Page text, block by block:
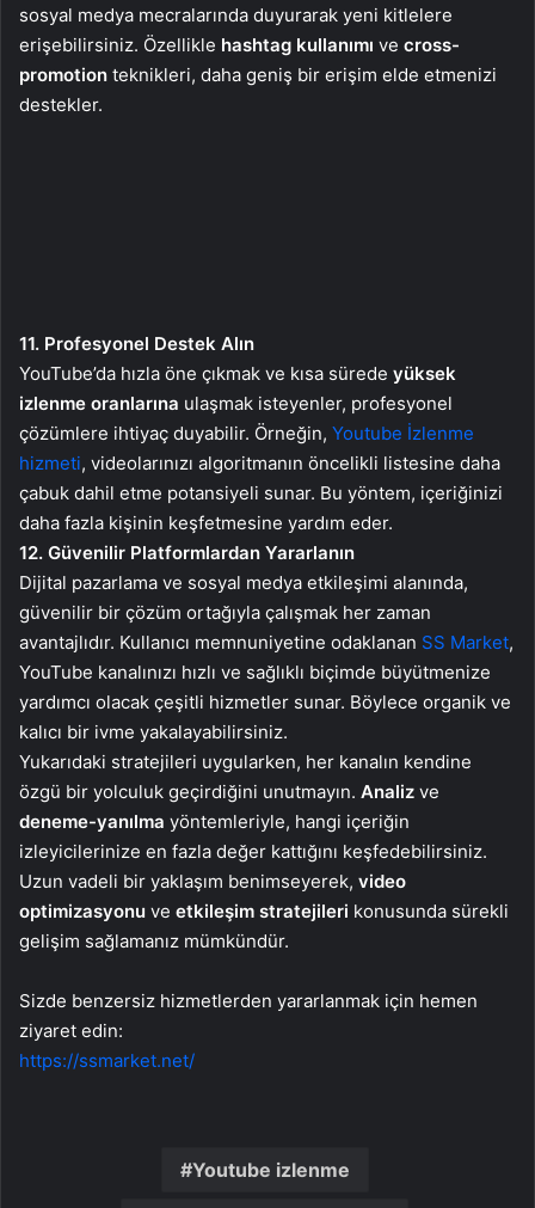
sosyal medya mecralarında duyurarak yeni kitlelere
erişebilirsiniz. Özellikle hashtag kullanımı ve cross-
promotion teknikleri, daha geniş bir erişim elde etmenizi
destekler.
11. Profesyonel Destek Alın
YouTube’da hızla öne çıkmak ve kısa sürede yüksek
izlenme oranlarına ulaşmak isteyenler, profesyonel
çözümlere ihtiyaç duyabilir. Örneğin, Youtube İzlenme
hizmeti, videolarınızı algoritmanın öncelikli listesine daha
çabuk dahil etme potansiyeli sunar. Bu yöntem, içeriğinizi
daha fazla kişinin keşfetmesine yardım eder.
12. Güvenilir Platformlardan Yararlanın
Dijital pazarlama ve sosyal medya etkileşimi alanında,
güvenilir bir çözüm ortağıyla çalışmak her zaman
avantajlıdır. Kullanıcı memnuniyetine odaklanan SS Market,
YouTube kanalınızı hızlı ve sağlıklı biçimde büyütmenize
yardımcı olacak çeşitli hizmetler sunar. Böylece organik ve
kalıcı bir ivme yakalayabilirsiniz.
Yukarıdaki stratejileri uygularken, her kanalın kendine
özgü bir yolculuk geçirdiğini unutmayın. Analiz ve
deneme-yanılma yöntemleriyle, hangi içeriğin
izleyicilerinize en fazla değer kattığını keşfedebilirsiniz.
Uzun vadeli bir yaklaşım benimseyerek, video
optimizasyonu ve etkileşim stratejileri konusunda sürekli
gelişim sağlamanız mümkündür.
Sizde benzersiz hizmetlerden yararlanmak için hemen
ziyaret edin:
https://ssmarket.net/
Youtube izlenme